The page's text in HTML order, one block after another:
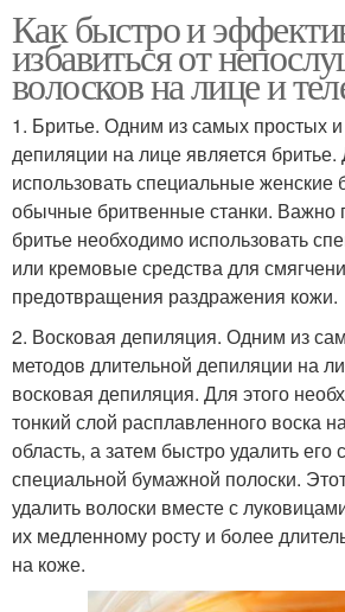
Как быстро и
избавиться от
волосков на лице и
1. Бритье. Одним из самых простых
депиляции на лице является
использовать специальные женские
обычные бритвенные станки. Важно
бритье необходимо использовать
или кремовые средства для
предотвращения раздражения кожи.
2. Восковая депиляция. Одним из
методов длительной депиляции на
восковая депиляция. Для этого
тонкий слой расплавленного воска
область, а затем быстро удалить
специальной бумажной полоски.
удалить волоски вместе с
их медленному росту и более
на коже.